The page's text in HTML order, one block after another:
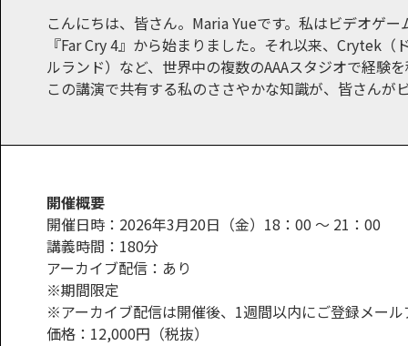
こんにちは、皆さん。Maria Yueです。私はビデオゲ
『Far Cry 4』から始まりました。それ以来、Crytek
ルランド）など、世界中の複数のAAAスタジオで経験
この講演で共有する私のささやかな知識が、皆さん
開催概要
開催日時：2026年3月20日（金）18：00 ～ 21：00
講義時間：180分
アーカイブ配信：あり
※期間限定
※アーカイブ配信は開催後、1週間以内にご登録メー
価格：12,000円（税抜）